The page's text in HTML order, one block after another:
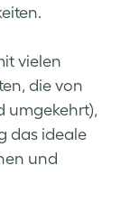
vielen
die von
umgekehrt),
das ideale
und